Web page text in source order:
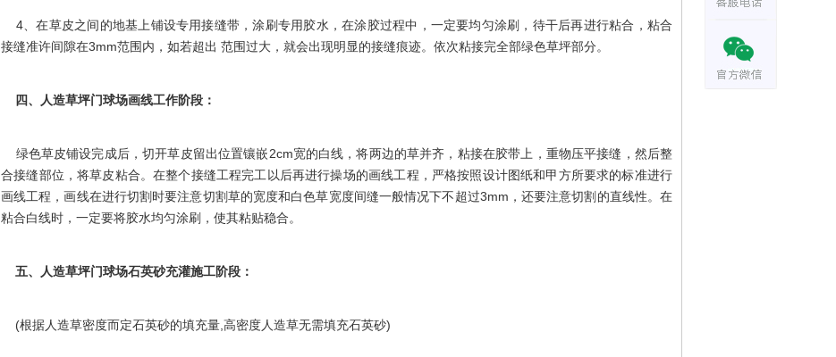
4、在草皮之间的地基上铺设专用接缝带，涂刷专用胶水，在涂胶过程中，一定要均匀涂刷，待干后再进行粘合，粘合
接缝准许间隙在3mm范围内，如若超出 范围过大，就会出现明显的接缝痕迹。依次粘接完全部绿色草坪部分。
四、人造草坪门球场画线工作阶段：
绿色草皮铺设完成后，切开草皮留出位置镶嵌2cm宽的白线，将两边的草并齐，粘接在胶带上，重物压平接缝，然后整
合接缝部位，将草皮粘合。在整个接缝工程完工以后再进行操场的画线工程，严格按照设计图纸和甲方所要求的标准进行
画线工程，画线在进行切割时要注意切割草的宽度和白色草宽度间缝一般情况下不超过3mm，还要注意切割的直线性。在
粘合白线时，一定要将胶水均匀涂刷，使其粘贴稳合。
五、人造草坪门球场石英砂充灌施工阶段：
(根据人造草密度而定石英砂的填充量,高密度人造草无需填充石英砂)